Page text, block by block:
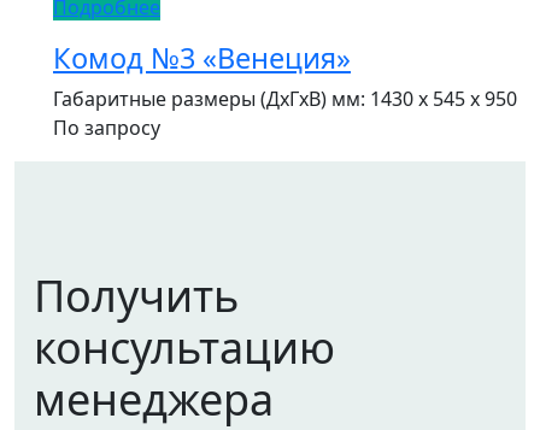
Подробнее
Комод №3 «Венеция»
Габаритные размеры (ДxГxВ) мм: 1430 x 545 x 950
По запросу
Получить
консультацию
менеджера